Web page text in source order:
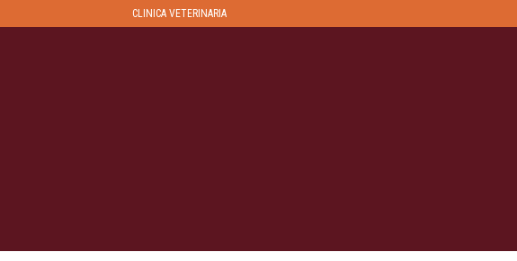
to
CLINICA VETERINARIA